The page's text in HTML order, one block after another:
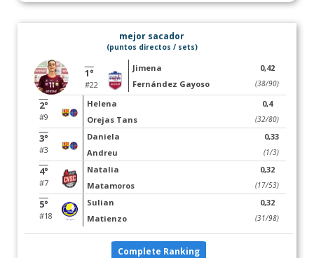
mejor sacador
(puntos directos / sets)
1°
#22
Jimena
Fernández Gayoso
0,42
(38/90)
2°
#9
Helena
Orejas Tans
0,4
(32/80)
3°
#3
Daniela
Andreu
0,33
(1/3)
4°
#7
Natalia
Matamoros
0,32
(17/53)
5°
#18
Sulian
Matienzo
0,32
(31/98)
Complete Ranking